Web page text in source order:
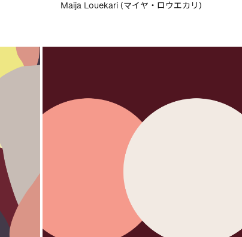
Maija Louekari (マイヤ・ロウエカリ)